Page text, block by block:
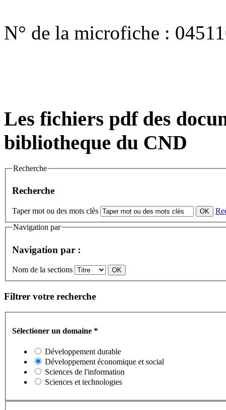
N° de la microfiche :
Les fichiers pdf des
bibliotheque du CND
Recherche
Recherche
Taper mot ou des mots clès
Navigation par
Navigation par :
Nom de la sections
Filtrer votre recherche
Sélectioner un domaine *
Développement durable
Développement économique et social
Sciences de l'information
Sciences et technologies